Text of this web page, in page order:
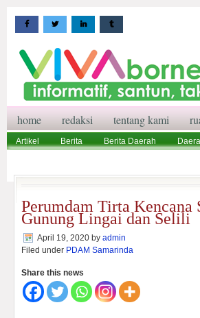
home redaksi tentang kami
Artikel Berita Berita Daerah
Perumdam Tirta
Gunung Lingai dan Selili
April 19, 2020 by admin
Filed under PDAM Samarinda
Share this news